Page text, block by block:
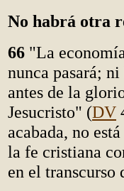
No habrá otra
66 "La
nunca pasará;
antes de la
Jesucristo" (DV
acabada, no
la fe cristiana
en el transcurso